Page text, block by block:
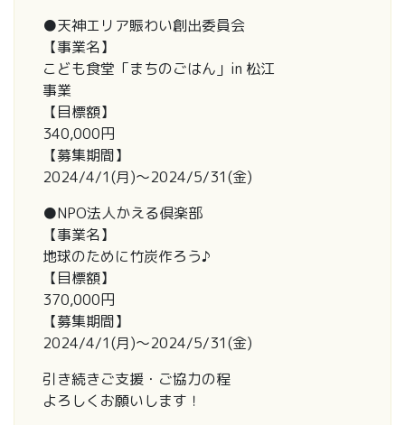
●天神エリア賑わい創出委員会
【事業名】
こども食堂「まちのごはん」in 松江
事業
【目標額】
340,000円
【募集期間】
2024/4/1(月)～2024/5/31(金)
●NPO法人かえる倶楽部
【事業名】
地球のために竹炭作ろう♪
【目標額】
370,000円
【募集期間】
2024/4/1(月)～2024/5/31(金)
引き続きご支援・ご協力の程
よろしくお願いします！